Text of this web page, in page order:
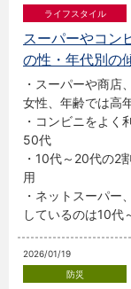
スーパーやコン
の性・年代別の
・スーパーや商店
女性、年齢では高
・コンビニをよく
50代
・10代～20代の2
用
・ネットスーパー
しているのは10代
2026/01/19